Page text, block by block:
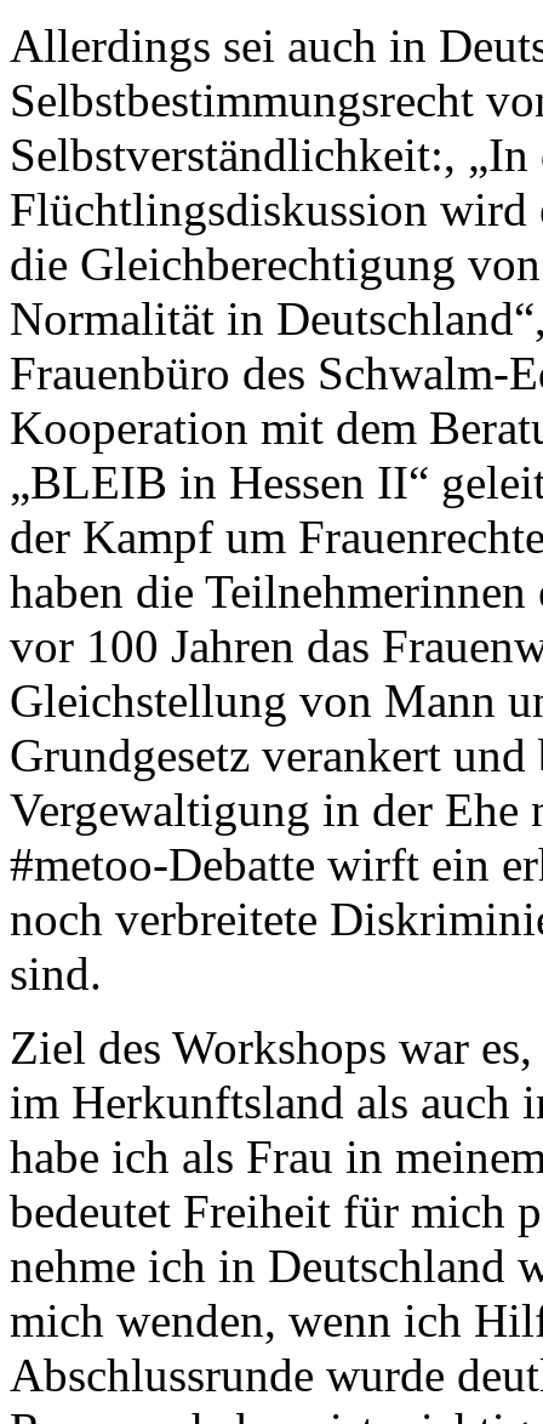
Allerdings sei auch in
Selbstbestimmungsrecht
Selbstverständlichkeit:,
Flüchtlingsdiskussion wird
die Gleichberechtigung
Normalität in
Frauenbüro des Schwalm-
Kooperation mit dem
„BLEIB in Hessen II“
der Kampf um
haben die
vor 100 Jahren das
Gleichstellung von Mann
Grundgesetz verankert
Vergewaltigung in der Ehe
#metoo-Debatte wirft ein
noch verbreitete
sind.
Ziel des Workshops war
im Herkunftsland als auch
habe ich als Frau in
bedeutet Freiheit für mich
nehme ich in Deutschland
mich wenden, wenn ich
Abschlussrunde wurde